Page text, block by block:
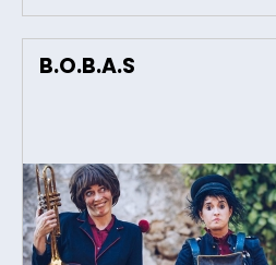
B.O.B.A.S